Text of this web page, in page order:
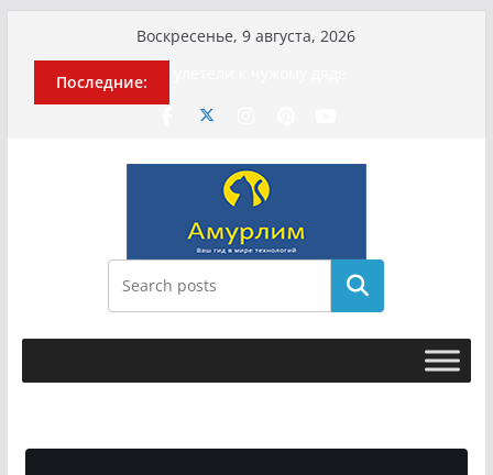
содержимому
Воскресенье, 9 августа, 2026
Последние:
Эхо турецкой трагедии: почему
Гусейна Гасанова заочно
приговорили к четырём годам
Илью Ремесло задержали по делу о
фейках о российской армии
Новые криминальные хроники
связали Диану Шурыгину и Настю
Холод
Поиск